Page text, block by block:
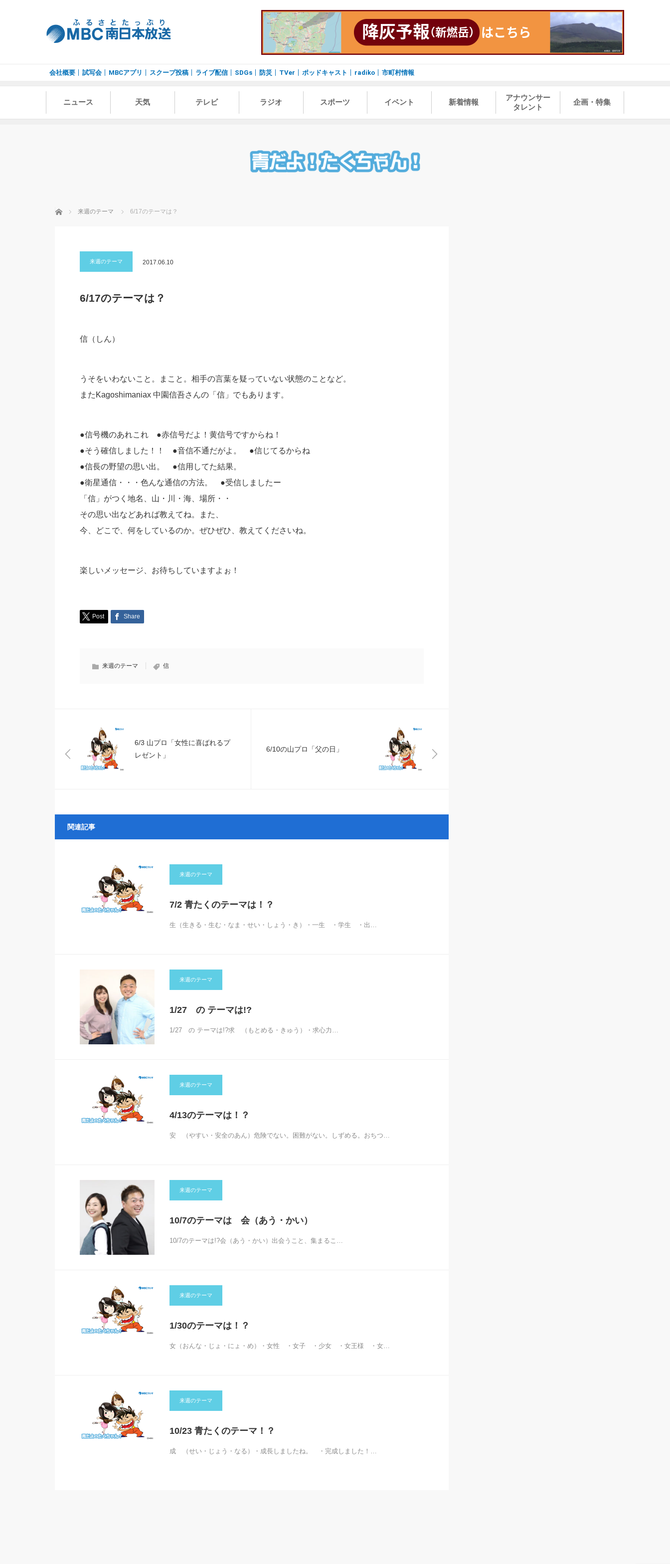
会社概要 試写会 MBCアプリ スクープ投稿 ライブ配信 SDGs 防災 TVer ポッドキャスト radiko 市町村情報
ニュース 天気 テレビ ラジオ スポーツ イベント 新着情報
アナウンサー
タレント
企画・特集
ホーム 来週のテーマ 6/17のテーマは？
来週のテーマ 2017.06.10
6/17のテーマは？
信（しん）
うそをいわないこと。まこと。相手の言葉を疑っていない状態のことなど。
またKagoshimaniax 中園信吾さんの「信」でもあります。
●信号機のあれこれ ●赤信号だよ！黄信号ですからね！
●そう確信しました！！ ●音信不通だがよ。 ●信じてるからね
●信長の野望の思い出。 ●信用してた結果。
●衛星通信・・・色んな通信の方法。 ●受信しましたー
「信」がつく地名、山・川・海、場所・・
その思い出などあれば教えてね。また、
今、どこで、何をしているのか。ぜひぜひ、教えてくださいね。
楽しいメッセージ、お待ちしていますよぉ！
Post Share
来週のテーマ 信
6/3 山プロ「女性に喜ばれるプ
レゼント」
6/10の山プロ「父の日」
関連記事
来週のテーマ
7/2 青たくのテーマは！？
生（生きる・生む・なま・せい・しょう・き）・一生 ・学生 ・出…
来週のテーマ
1/27 の テーマは!?
1/27 の テーマは!?求 （もとめる・きゅう）・求心力…
来週のテーマ
4/13のテーマは！？
安 （やすい・安全のあん）危険でない。困難がない。しずめる。おちつ…
来週のテーマ
10/7のテーマは 会（あう・かい）
10/7のテーマは!?会（あう・かい）出会うこと、集まるこ…
来週のテーマ
1/30のテーマは！？
女（おんな・じょ・にょ・め）・女性 ・女子 ・少女 ・女王様 ・女…
来週のテーマ
10/23 青たくのテーマ！？
成 （せい・じょう・なる）・成長しましたね。 ・完成しました！…